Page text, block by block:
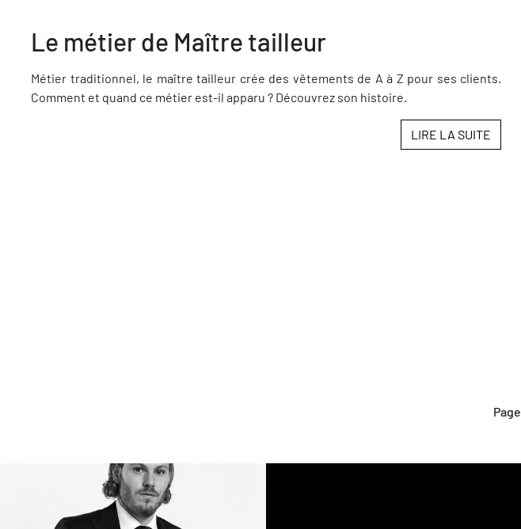
Le métier de Maître tailleur
Métier traditionnel, le maître tailleur crée des vêtements de A à Z pour ses clients.
Comment et quand ce métier est-il apparu ? Découvrez son histoire.
LIRE LA SUITE
Page